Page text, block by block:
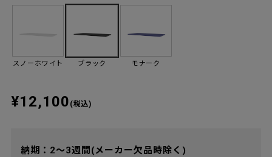
スノーホワイト ブラック モナーク
¥12,100 (税込)
納期：2～3週間(メーカー欠品時除く)